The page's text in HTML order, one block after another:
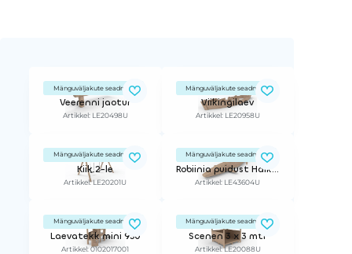
Mänguväljakute seadmed
Veerenni jaotur
Artikkel: LE20498U
Mänguväljakute seadmed
Viikingilaev
Artikkel: LE20958U
Mänguväljakute seadmed
Kiik 2-le
Artikkel: LE20201U
Mänguväljakute seadmed
Robiinia puidust Haikala
Artikkel: LE43604U
Mänguväljakute seadmed
Laevatekk mini 950
Artikkel: 0102017001
Mänguväljakute seadmed
Scenen 3 x 3 mtr
Artikkel: LE20088U